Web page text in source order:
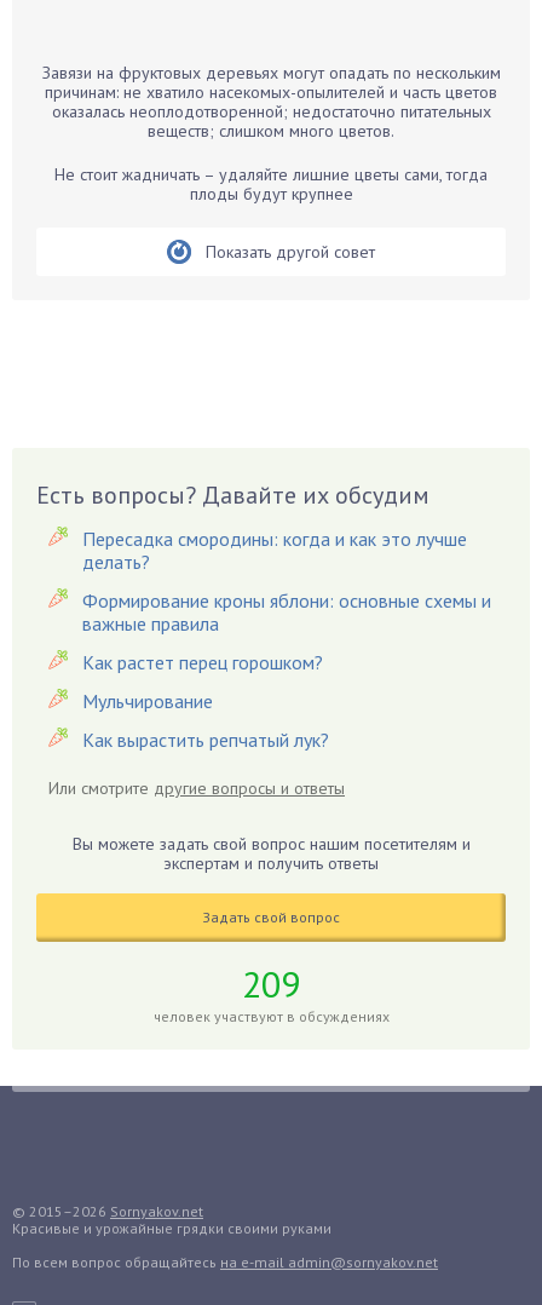
Бархатцы
Бегония
Бирючина
Вишня
Вредители
Гардения
Гацания
Гвоздики
Георгины
Герань
Гиацинт
Гиппеаструм
Годжи
Голубика
Гуава
Гузмания
Дайкон
Завязи на фруктовых деревьях могут опадать по нескольким
причинам: не хватило насекомых-опылителей и часть цветов
оказалась неоплодотворенной; недостаточно питательных
веществ; слишком много цветов.
Не стоит жадничать – удаляйте лишние цветы сами, тогда
плоды будут крупнее
Показать другой совет
Есть вопросы? Давайте их обсудим
Пересадка смородины: когда и как это лучше
делать?
Формирование кроны яблони: основные схемы и
важные правила
Как растет перец горошком?
Мульчирование
Как вырастить репчатый лук?
Или смотрите другие вопросы и ответы
Вы можете задать свой вопрос нашим посетителям и
экспертам и получить ответы
Задать свой вопрос
209
человек участвуют в обсуждениях
© 2015–2026 Sornyakov.net
Красивые и урожайные грядки своими руками
По всем вопрос обращайтесь на e-mail admin@sornyakov.net